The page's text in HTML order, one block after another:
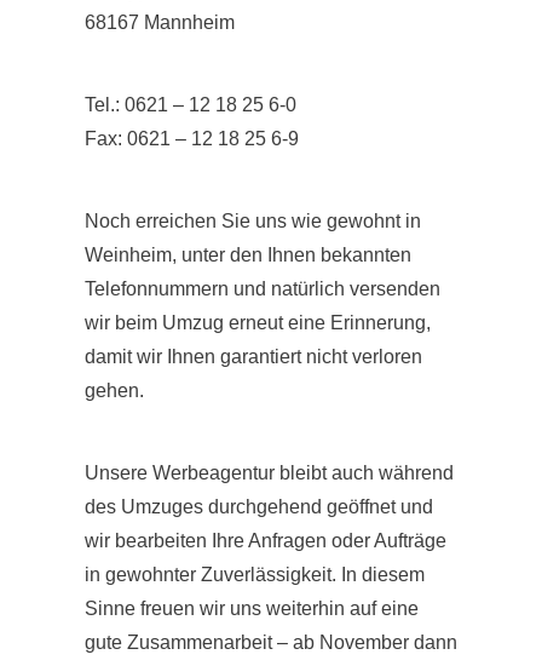
68167 Mannheim
Tel.: 0621 – 12 18 25 6-0
Fax: 0621 – 12 18 25 6-9
Noch erreichen Sie uns wie gewohnt in
Weinheim, unter den Ihnen bekannten
Telefonnummern und natürlich versenden
wir beim Umzug erneut eine Erinnerung,
damit wir Ihnen garantiert nicht verloren
gehen.
Unsere Werbeagentur bleibt auch während
des Umzuges durchgehend geöffnet und
wir bearbeiten Ihre Anfragen oder Aufträge
in gewohnter Zuverlässigkeit. In diesem
Sinne freuen wir uns weiterhin auf eine
gute Zusammenarbeit – ab November dann